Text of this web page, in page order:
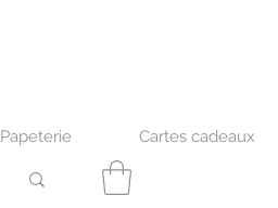
Papeterie Cartes cadeaux